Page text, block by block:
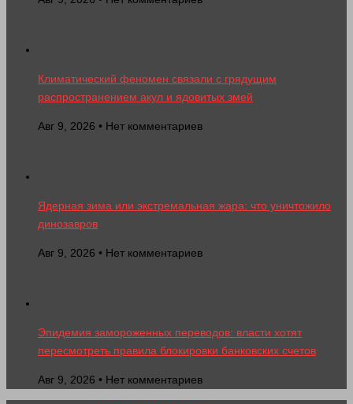
Климатический феномен связали с грядущим
распространением акул и ядовитых змей
Авг 9, 2026 • Нет комментариев
Ядерная зима или экстремальная жара: что уничтожило
динозавров
Авг 9, 2026 • Нет комментариев
Эпидемия замороженных переводов: власти хотят
пересмотреть правила блокировки банковских счетов
Авг 9, 2026 • Нет комментариев